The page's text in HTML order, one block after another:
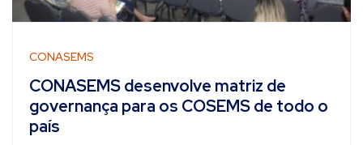
CONASEMS
CONASEMS desenvolve matriz de
governança para os COSEMS de todo o
país